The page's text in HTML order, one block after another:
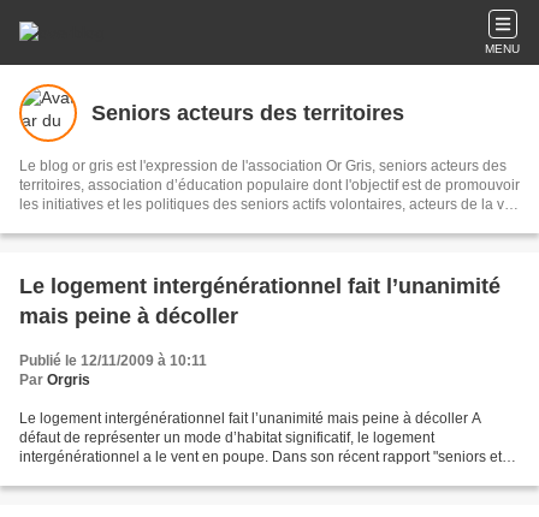
MENU
Seniors acteurs des territoires
Le blog or gris est l'expression de l'association Or Gris, seniors acteurs des
territoires, association d’éducation populaire dont l'objectif est de promouvoir
les initiatives et les politiques des seniors actifs volontaires, acteurs de la vie
territoires. Il s'agit de recueillir et diffuser initiatives et informations sur le
Le logement intergénérationnel fait l’unanimité
mais peine à décoller
Publié le 12/11/2009 à 10:11
Par Orgris
Le logement intergénérationnel fait l’unanimité mais peine à décoller A
défaut de représenter un mode d’habitat significatif, le logement
intergénérationnel a le vent en poupe. Dans son récent rapport "seniors et